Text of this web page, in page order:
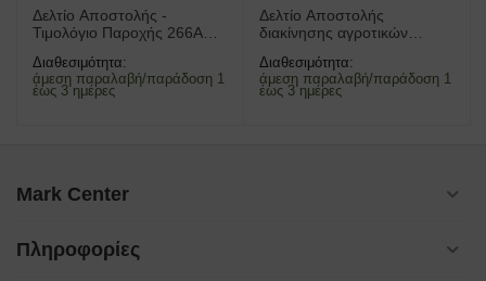
Δελτίο Αποστολής -
Τιμολόγιο Παροχής 266Α
Διαθεσιμότητα:
άμεση παραλαβή/παράδοση 1
έως 3 ημέρες
Δελτίο Αποστολής
διακίνησης αγροτικών
19x20cm
Διαθεσιμότητα:
άμεση παραλαβή/παράδοση 1
έως 3 ημέρες
Mark Center
Πληροφορίες